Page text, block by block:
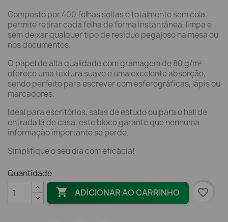
Composto por 400 folhas soltas e totalmente sem cola,
permite retirar cada folha de forma instantânea, limpa e
sem deixar qualquer tipo de resíduo pegajoso na mesa ou
nos documentos.
O papel de alta qualidade com gramagem de 80 g/m²
oferece uma textura suave e uma excelente absorção,
sendo perfeito para escrever com esferográficas, lápis ou
marcadores.
Ideal para escritórios, salas de estudo ou para o hall de
entrada lá de casa, este bloco garante que nenhuma
informação importante se perde.
Simplifique o seu dia com eficácia!
Quantidade
 ADICIONAR AO CARRINHO favorite_border